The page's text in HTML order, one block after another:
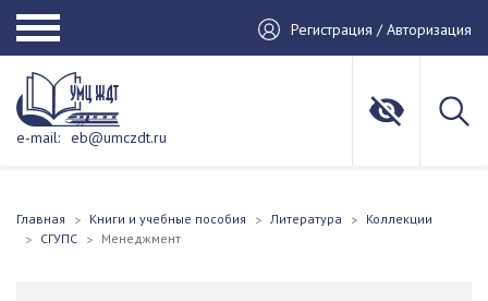
Регистрация / Авторизация
e-mail: eb@umczdt.ru
Главная Книги и учебные пособия Литература
Коллекции
СГУПС
Менеджмент